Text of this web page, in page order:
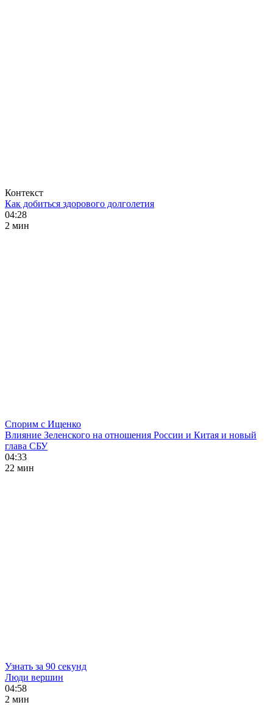
Контекст
Как добиться здорового долголетия
04:28
2 мин
Спорим с Ищенко
Влияние Зеленского на отношения России и Китая и новый
глава СБУ
04:33
22 мин
Узнать за 90 секунд
Люди вершин
04:58
2 мин